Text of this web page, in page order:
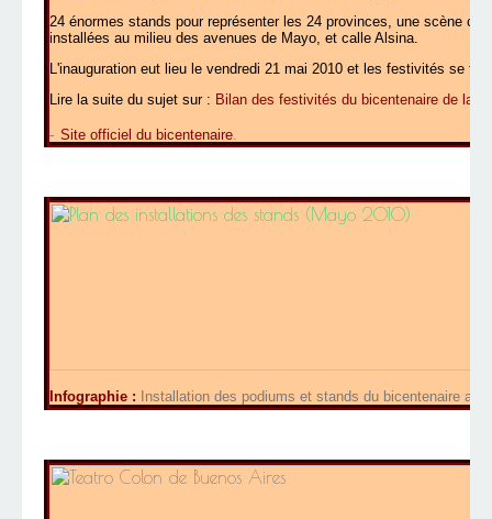
24 énormes stands pour représenter les 24 provinces, une scène
installées au milieu des avenues de Mayo, et calle Alsina.
L'inauguration eut lieu le vendredi 21 mai 2010 et les festivités se
Lire la suite du sujet sur : Bilan des festivités du bicentenaire de la
- Site officiel du bicentenaire
Infographie : Installation des podiums et stands du bicentenaire